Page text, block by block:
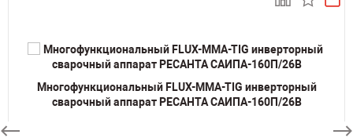
Многофункциональный FLUX-MMA-TIG инверторный
сварочный аппарат РЕСАНТА САИПА-160П/26В